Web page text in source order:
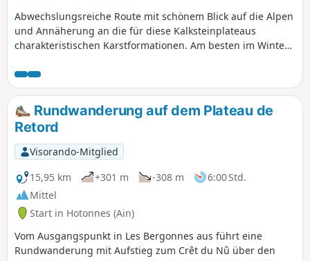
Abwechslungsreiche Route mit schönem Blick auf die Alpen
und Annäherung an die für diese Kalksteinplateaus
charakteristischen Karstformationen. Am besten im Winter
ausreichender Schneelage kann die Strecke problemlos mit
Schneeschuhen zurückgelegt werden.
Rundwanderung auf dem Plateau de
Retord
Visorando-Mitglied
15,95 km
+301 m -308 m
6:00 Std.
Mittel
Start in Hotonnes (Ain)
Vom Ausgangspunkt in Les Bergonnes aus führt eine
Rundwanderung mit Aufstieg zum Crêt du Nû über den